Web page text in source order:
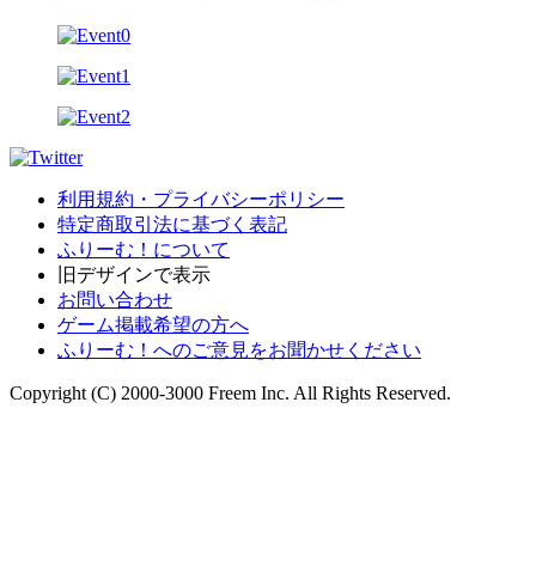
利用規約・プライバシーポリシー
特定商取引法に基づく表記
ふりーむ！について
旧デザインで表示
お問い合わせ
ゲーム掲載希望の方へ
ふりーむ！へのご意見をお聞かせください
Copyright (C) 2000-3000 Freem Inc. All Rights Reserved.